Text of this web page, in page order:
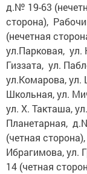
д.№ 19-63
сторона),
(нечетная
ул.Парковая, ул.
Гиззата, ул.
ул.Комарова,
Школьная, ул.
ул. Х. Такташа,
Планетарная,
(четная
Ибрагимова, ул.
14 (четная